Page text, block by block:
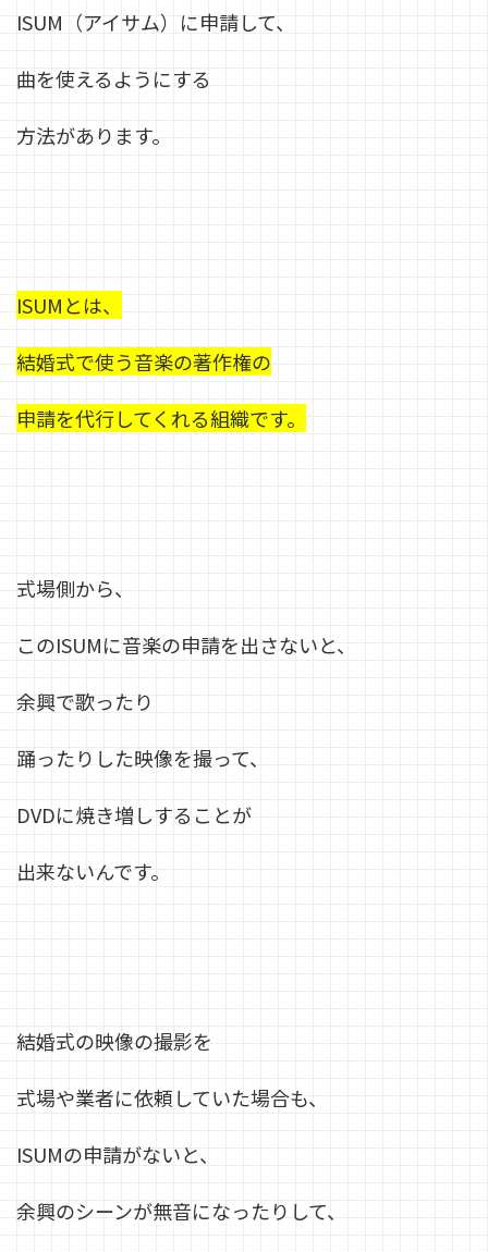
ISUM（アイサム）に申請して、
曲を使えるようにする
方法があります。
ISUMとは、
結婚式で使う音楽の著作権の
申請を代行してくれる組織です。
式場側から、
このISUMに音楽の申請を出さないと、
余興で歌ったり
踊ったりした映像を撮って、
DVDに焼き増しすることが
出来ないんです。
結婚式の映像の撮影を
式場や業者に依頼していた場合も、
ISUMの申請がないと、
余興のシーンが無音になったりして、